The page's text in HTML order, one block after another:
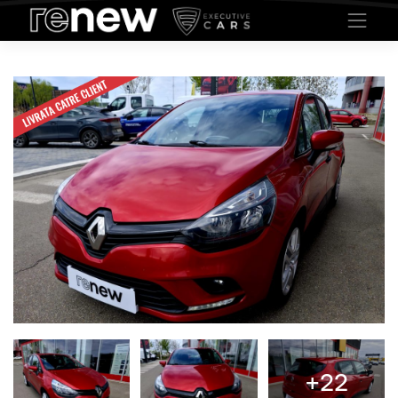
Contactează un consultant de vânzări
Introdu datele de contact
Completează următoarele informații:
*Pentru prelucrarea solicitării, datele marcate cu un asterisc sunt obligatorii
Informatiile despre masina (Renault Clio TCE) sunt trimise automat.
Acesta masina fiind vanduta, intelegem ca sunteti interesat de una similara.
Nume *
Email *
Telefon *